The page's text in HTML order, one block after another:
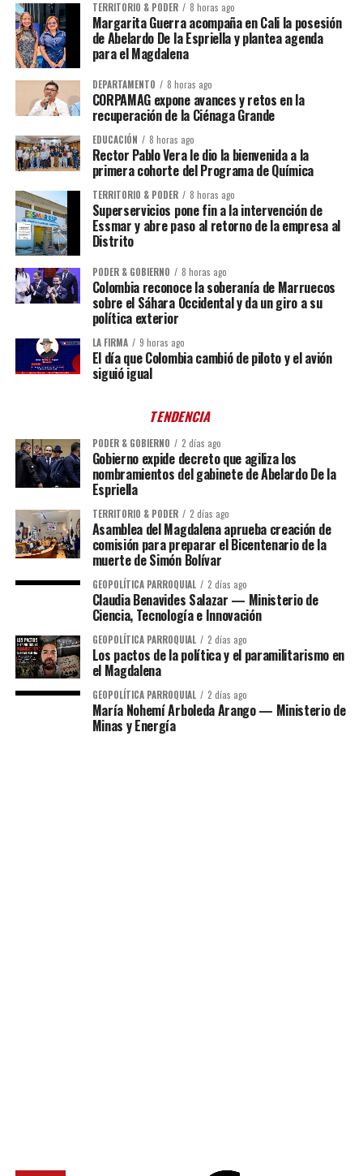
TERRITORIO & PODER 8 horas ago
Margarita Guerra acompaña en Cali la posesión
de Abelardo De la Espriella y plantea agenda
para el Magdalena
DEPARTAMENTO 8 horas ago
CORPAMAG expone avances y retos en la
recuperación de la Ciénaga Grande
EDUCACIÓN 8 horas ago
Rector Pablo Vera le dio la bienvenida a la
primera cohorte del Programa de Química
TERRITORIO & PODER 8 horas ago
Superservicios pone fin a la intervención de
Essmar y abre paso al retorno de la empresa al
Distrito
PODER & GOBIERNO 8 horas ago
Colombia reconoce la soberanía de Marruecos
sobre el Sáhara Occidental y da un giro a su
política exterior
LA FIRMA 9 horas ago
El día que Colombia cambió de piloto y el avión
siguió igual
TENDENCIA
PODER & GOBIERNO 2 días ago
Gobierno expide decreto que agiliza los
nombramientos del gabinete de Abelardo De la
Espriella
TERRITORIO & PODER 2 días ago
Asamblea del Magdalena aprueba creación de
comisión para preparar el Bicentenario de la
muerte de Simón Bolívar
GEOPOLÍTICA PARROQUIAL 2 días ago
Claudia Benavides Salazar — Ministerio de
Ciencia, Tecnología e Innovación
GEOPOLÍTICA PARROQUIAL 2 días ago
Los pactos de la política y el paramilitarismo en
el Magdalena
GEOPOLÍTICA PARROQUIAL 2 días ago
María Nohemí Arboleda Arango — Ministerio de
Minas y Energía